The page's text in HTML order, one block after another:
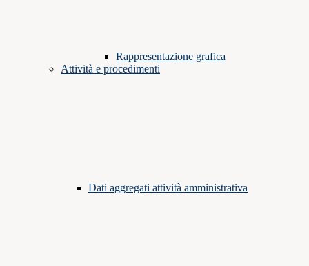
Rappresentazione grafica
Attività e procedimenti
Dati aggregati attività amministrativa